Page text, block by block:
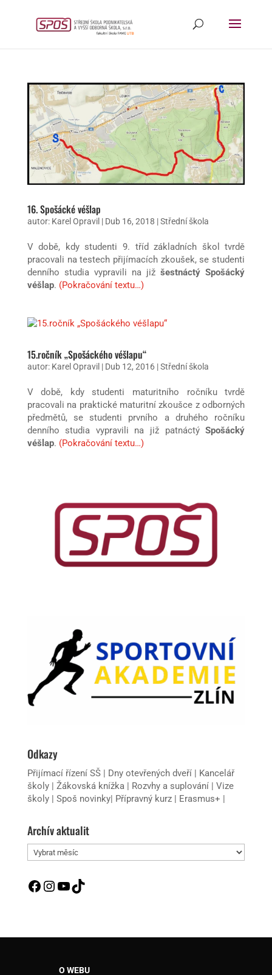
16. Spošácké véšlap
autor: Karel Opravil | Dub 16, 2018 |Střední škola
V době, kdy studenti 9. tříd základních škol tvrdě
pracovali na testech přijímacích zkoušek, se studenti
denního studia vypravili na jižšestnáctý Spošácký
véšlap. (Pokračování textu…)
15.ročník „Spošáckého véšlapu“
autor: Karel Opravil | Dub 12, 2016|Střední škola
V době, kdy studenti maturitního ročníku tvrdě
pracovali na praktické maturitní zkoušce z odborných
předmětů, se studenti prvního a druhého ročníku
denního studia vypravili na již patnáctýSpošácký
véšlap. (Pokračování textu…)
Odkazy
Přijímací řízení SŠ| Dny otevřených dveří|
Kancelář
školy| Žákovská knížka| Rozvhy a suplování
Vize
školy
Spoš novinky| Přípravný kurz| Erasmus+
Archív aktualit
Archív
aktualit
Facebook
Instagram
YouTube
TikTok
O WEBU